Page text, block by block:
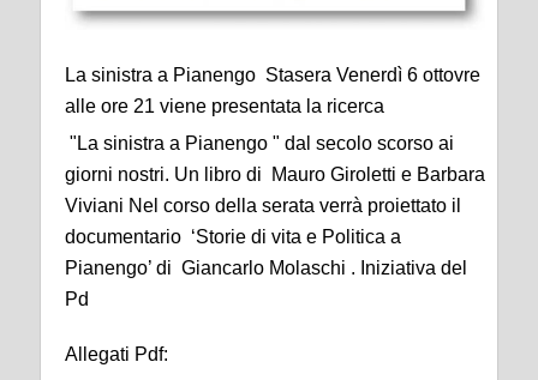
La sinistra a Pianengo Stasera Venerdì 6 ottovre
alle ore 21 viene presentata la ricerca
"La sinistra a Pianengo " dal secolo scorso ai
giorni nostri. Un libro di Mauro Giroletti e Barbara
Viviani Nel corso della serata verrà proiettato il
documentario ‘Storie di vita e Politica a
Pianengo’ di Giancarlo Molaschi . Iniziativa del
Pd
Allegati Pdf: